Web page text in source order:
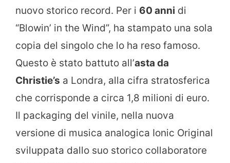
nuovo storico record. Per i 60 anni di
“Blowin’ in the Wind”, ha stampato una sola
copia del singolo che lo ha reso famoso.
Questo è stato battuto all’asta da
Christie’s a Londra, alla cifra stratosferica
che corrisponde a circa 1,8 milioni di euro.
Il packaging del vinile, nella nuova
versione di musica analogica Ionic Original
sviluppata dallo suo storico collaboratore